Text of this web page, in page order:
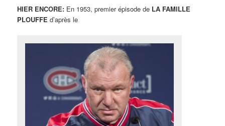
HIER ENCORE: En 1953, premier épisode de LA FAMILLE
PLOUFFE d’après le